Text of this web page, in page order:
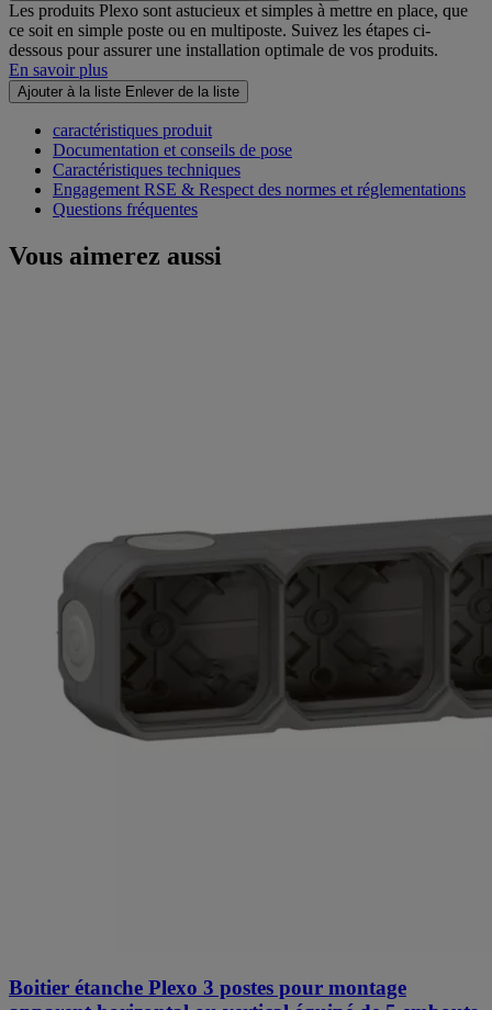
Les produits Plexo sont astucieux et simples à mettre en place, que
ce soit en simple poste ou en multiposte. Suivez les étapes ci-
dessous pour assurer une installation optimale de vos produits.
En savoir plus
Ajouter à la liste Enlever de la liste
caractéristiques produit
Documentation et conseils de pose
Caractéristiques techniques
Engagement RSE & Respect des normes et réglementations
Questions fréquentes
Vous aimerez aussi
Boitier étanche Plexo 3 postes pour montage